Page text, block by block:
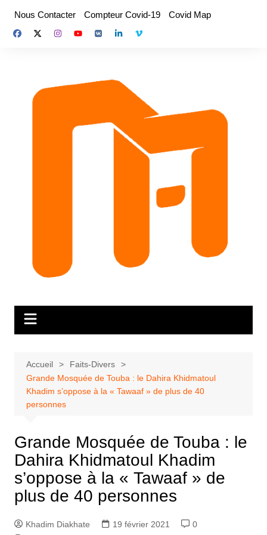
contenu
Nous Contacter Compteur Covid-19 Covid Map
Accueil
Faits-Divers
Grande Mosquée de Touba : le Dahira Khidmatoul
Khadim s’oppose à la « Tawaaf » de plus de 40
personnes
Grande Mosquée de Touba : le
Dahira Khidmatoul Khadim
s’oppose à la « Tawaaf » de
plus de 40 personnes
Khadim Diakhate 19 février 2021
0